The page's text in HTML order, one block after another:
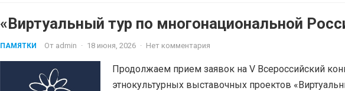
«Виртуальный тур по многонациональной
ПАМЯТКИ От admin · 18 июня, 2026 · Нет комментария
Продолжаем прием заявок на V Всероссийский
этнокультурных выставочных проектов